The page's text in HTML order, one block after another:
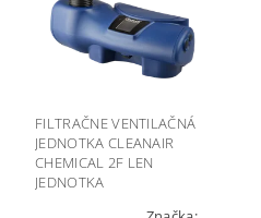
FILTRAČNE VENTILAČNÁ
JEDNOTKA CLEANAIR
CHEMICAL 2F LEN
JEDNOTKA